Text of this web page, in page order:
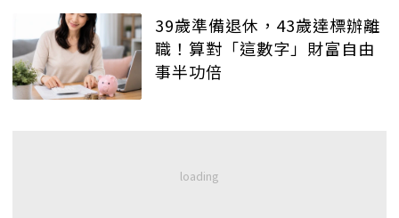
39歲準備退休，43歲達標辦離
職！算對「這數字」財富自由
事半功倍